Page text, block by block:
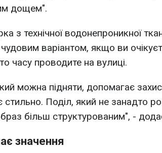
дощем".
з технічної водонепроникної
варіантом, якщо ви
часу проводите на вулиці.
можна підняти, допомагає
стильно. Поділ, який не занадто
більш структурованим", -
значення